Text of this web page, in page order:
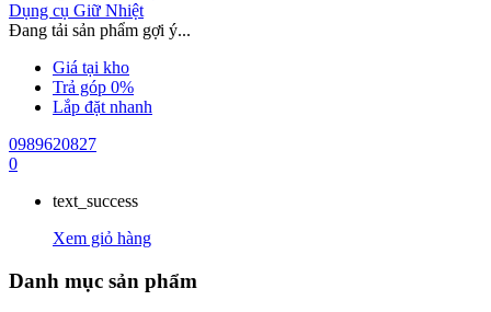
Dụng cụ Giữ Nhiệt
Đang tải sản phẩm gợi ý...
Giá tại kho
Trả góp 0%
Lắp đặt nhanh
0989620827
0
text_success
Xem giỏ hàng
Danh mục sản phẩm